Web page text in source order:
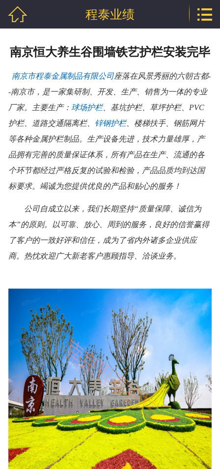
行业资讯
程泰业绩
企业资质
联系我们
 程泰业绩 
南京恒大养生谷围墙铁艺护栏安装完毕
南京市程泰金属制品有限公司座落在风景秀丽的六朝古都-
-南京市，是一家集研制、开发、生产、销售为一体的专业
厂家。主要生产： 球场护栏、基坑护栏、草坪护栏、PVC
护栏、道路交通隔离栏、 锌钢护栏、楼梯扶手、钢筋网片
等各种金属护栏制品。生产设备先进，技术力量雄厚，产
品拥有完善的质量保证体系，所有产品在生产、流通的各
个环节都经过严格反复的试验和检验，产品品质均到达国
标要求。竭诚为您提供优良的产品和贴心的服务！
公司自成立以来，我们长期坚持“质量保障、诚信为
本”的原则。以可靠、放心、周到的服务，良好的信誉赢得
了客户的一致好评和信任，成为了省内外诸多企业供应
商。热忱欢迎广大新老客户惠顾指导、洽谈业务。